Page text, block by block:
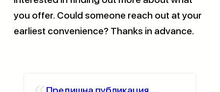
you offer. Could someone reach out at your
earliest convenience? Thanks in advance.